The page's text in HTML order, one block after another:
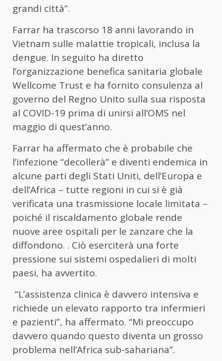
grandi città”.
Farrar ha trascorso 18 anni lavorando in
Vietnam sulle malattie tropicali, inclusa la
dengue. In seguito ha diretto
l’organizzazione benefica sanitaria globale
Wellcome Trust e ha fornito consulenza al
governo del Regno Unito sulla sua risposta
al COVID-19 prima di unirsi all’OMS nel
maggio di quest’anno.
Farrar ha affermato che è probabile che
l’infezione “decollerà” e diventi endemica in
alcune parti degli Stati Uniti, dell’Europa e
dell’Africa – tutte regioni in cui si è già
verificata una trasmissione locale limitata –
poiché il riscaldamento globale rende
nuove aree ospitali per le zanzare che la
diffondono. . Ciò eserciterà una forte
pressione sui sistemi ospedalieri di molti
paesi, ha avvertito.
“L’assistenza clinica è davvero intensiva e
richiede un elevato rapporto tra infermieri
e pazienti”, ha affermato. “Mi preoccupo
davvero quando questo diventa un grosso
problema nell’Africa sub-sahariana”.